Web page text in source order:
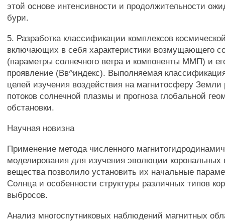
этой основе интенсивности и продолжительности
бури.
5. Разработка классификации комплексов
включающих в себя характеристики возмущающего
(параметры солнечного ветра и компоненты ММП) и
проявление (Вв^индекс). Выполняемая
целей изучения воздействия на магнитосферу Земли
потоков солнечной плазмы и прогноза глобальной
обстановки.
Научная новизна
Применение метода численного
моделирования для изучения эволюции корональных
вещества позволило установить их начальные
Солнца и особенности структуры различных типов
выбросов.
Анализ многоспутниковых наблюдений магнитных